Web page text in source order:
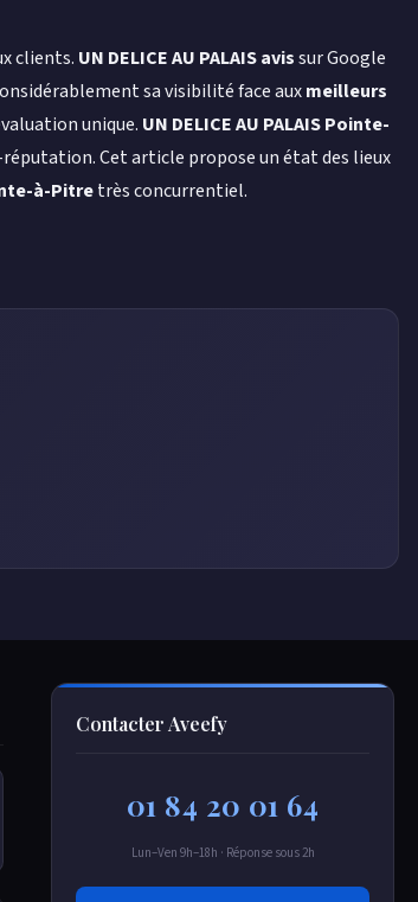
clients. UN DELICE AU PALAIS avissur Google
sa visibilité face auxmeilleurs
unique. UN DELICE AU PALAIS Pointe-
Cet article propose un état des lieux
à-Pitretrès concurrentiel.
Contacter Aveefy
01 84 20 01 64
Lun–Ven 9h–18h · Réponse sous 2h